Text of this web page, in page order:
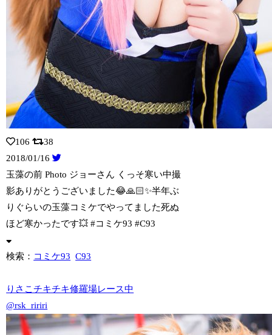
106
38
2018/01/16
玉藻の前 Photo ジョーさん くっそ寒い中撮
影ありがとうございました😂🙏🏻✨半年ぶ
りぐらいの玉藻コミケでやってました死ぬ
ほど寒かったです💥 #コミケ93 #C93
検索： コミケ93 C93
りさこチキチキ修羅場レース中
@rsk_ririri